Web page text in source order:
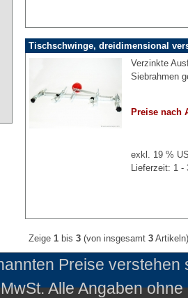
Tischschwinge, dreidimensional
Verzinkte
Siebrahmen
Preise nach
exkl. 19 %
Lieferzeit: 1
Zeige1 bis3 (von insgesamt3
Preise
Alle Angaben